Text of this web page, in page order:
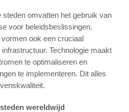
omvatten het gebruik van
voor beleidsbeslissingen.
ook een cruciaal
Technologie maakt
te optimaliseren en
te implementeren. Dit alles
wereldwijd